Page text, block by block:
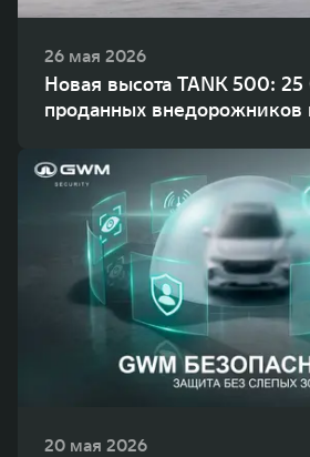
26 мая 2026
Новая высота TANK 500:
проданных внедорожников
20 мая 2026